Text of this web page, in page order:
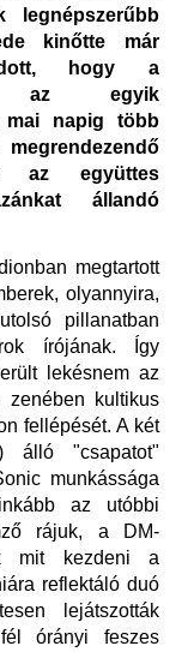
legnépszerűbb
kinőtte már
hogy a
az egyik
mai napig több
az együttes
állandó
megtartott
olyannyira,
pillanatban
írójának. Így
lekésnem az
zenében kultikus
fellépését. A két
álló "csapatot"
munkássága
az utóbbi
rájuk, a DM-
mit kezdeni a
reflektáló duó
lejátszották
órányi feszes